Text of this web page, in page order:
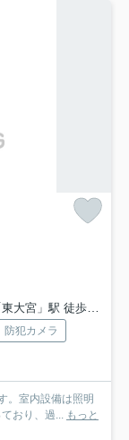
大宮」駅 徒歩29分
防犯カメラ
。室内設備は照明
おり、過... もっと